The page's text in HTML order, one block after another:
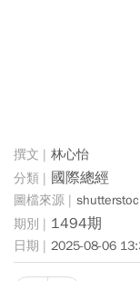
林心怡
國際總經
1494期
2025-08-06